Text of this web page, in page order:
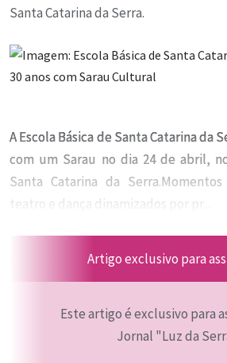
Santa Catarina da Serra.
A Escola Básica de Santa Catarina da
com um Sarau no dia 24 de abril,
Santa Catarina da
teatro e dança dinamizados por pr...
Artigo exclusivo para
Este artigo é exclusivo para
Jornal "Luz da